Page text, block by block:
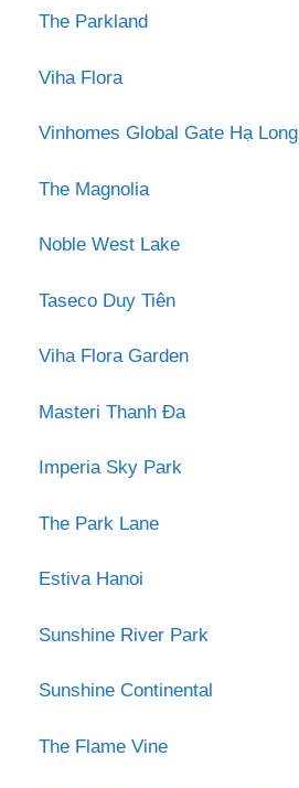
The Parkland
Viha Flora
Vinhomes Global Gate Hạ Long
The Magnolia
Noble West Lake
Taseco Duy Tiên
Viha Flora Garden
Masteri Thanh Đa
Imperia Sky Park
The Park Lane
Estiva Hanoi
Sunshine River Park
Sunshine Continental
The Flame Vine